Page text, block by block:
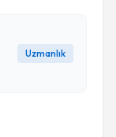
Uzmanlık